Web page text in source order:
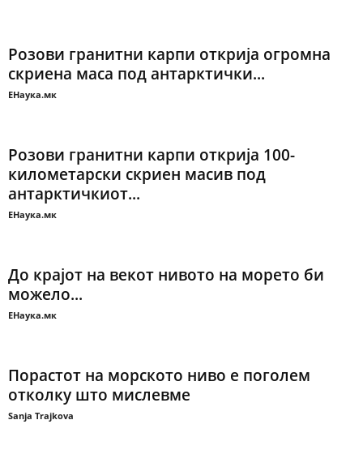
Розови гранитни карпи открија огромна
скриена маса под антарктички...
ЕНаука.мк
Розови гранитни карпи открија 100-
километарски скриен масив под
антарктичкиот...
ЕНаука.мк
До крајот на векот нивото на морето би
можело...
ЕНаука.мк
Порастот на морското ниво е поголем
отколку што мислевме
Sanja Trajkova